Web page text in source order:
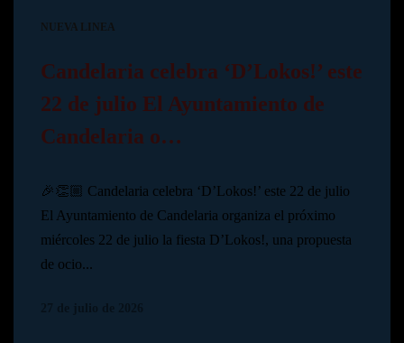
NUEVA LINEA
Candelaria celebra ‘D’Lokos!’ este
22 de julio El Ayuntamiento de
Candelaria o…
🎉👏🏼 Candelaria celebra ‘D’Lokos!’ este 22 de julio
El Ayuntamiento de Candelaria organiza el próximo
miércoles 22 de julio la fiesta D’Lokos!, una propuesta
de ocio...